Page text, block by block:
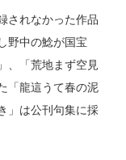
されなかった作品
野中の鯰が国宝
、「荒地まず空見
「龍這うて春の泥
」は公刊句集に採